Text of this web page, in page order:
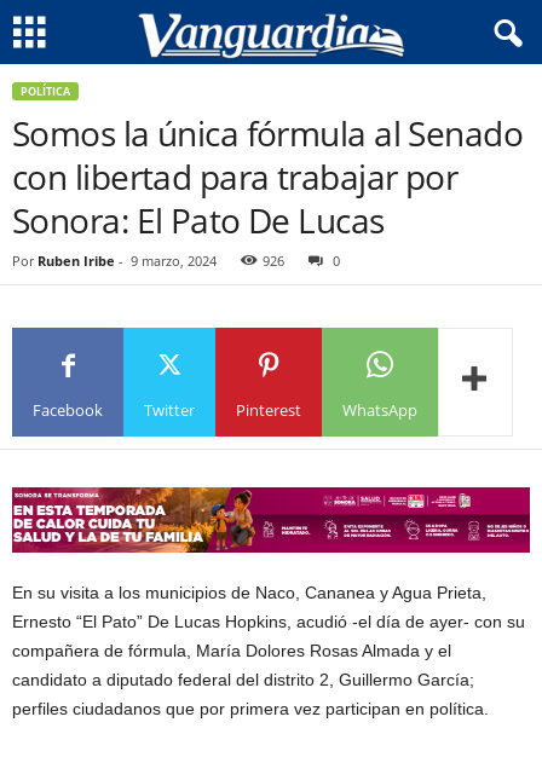
POLÍTICA
Somos la única fórmula al Senado
con libertad para trabajar por
Sonora: El Pato De Lucas
Por Ruben Iribe - 9 marzo, 2024 926 0
Facebook Twitter Pinterest WhatsApp
En su visita a los municipios de Naco, Cananea y Agua Prieta,
Ernesto “El Pato” De Lucas Hopkins, acudió -el día de ayer- con su
compañera de fórmula, María Dolores Rosas Almada y el
candidato a diputado federal del distrito 2, Guillermo García;
perfiles ciudadanos que por primera vez participan en política.